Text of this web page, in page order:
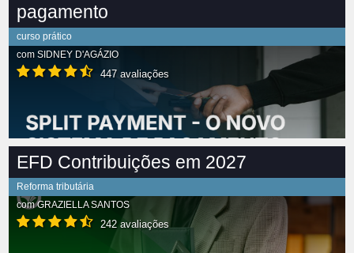
pagamento
curso prático
com SIDNEY D'AGÁZIO
447 avaliações
EFD Contribuições em 2027
Reforma tributária
comGRAZIELLA SANTOS
242 avaliações